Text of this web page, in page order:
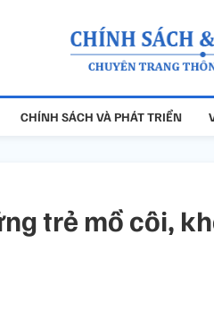
CHÍNH SÁCH VÀ PHÁT TRIỂN
trẻ mồ côi,